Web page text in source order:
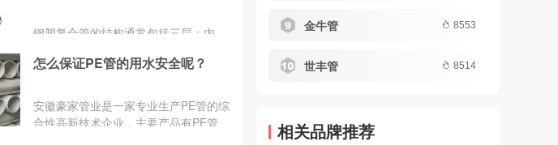
钢塑复合管的结构通常包括三层：内
用于给水、排水、燃气、化工、石油等
到青睐。同时，钢塑复合管的维修和更
换也相对简单，降低了维护成本。
怎么保证PE管的用水安全呢？
安徽豪家管业是一家专业生产PE管的综
合性高新技术企业，主要产品有PE管、
金牛管 8553
世丰管 8514
相关品牌推荐